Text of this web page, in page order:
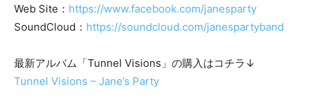
Web Site： https://www.facebook.com/janesparty
SoundCloud： https://soundcloud.com/janespartyband
最新アルバム「Tunnel Visions」の購入はコチラ↓
Tunnel Visions – Jane’s Party